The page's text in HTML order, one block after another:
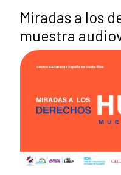
Miradas a los
muestra